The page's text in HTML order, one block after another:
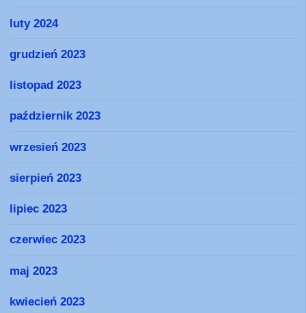
luty 2024
grudzień 2023
listopad 2023
październik 2023
wrzesień 2023
sierpień 2023
lipiec 2023
czerwiec 2023
maj 2023
kwiecień 2023